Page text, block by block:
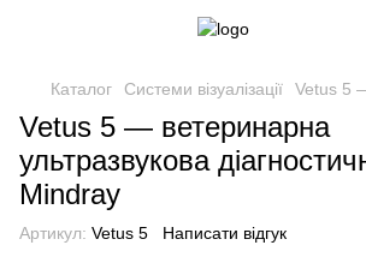
Каталог Системи візуалізації Vetus 5
Vetus 5 — ветеринарна
ультразвукова
Mindray
Артикул: Vetus 5 Написати відгук